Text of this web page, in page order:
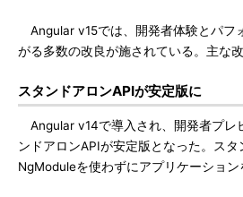
Angular v15では、開発者体験とパフ
がる多数の改良が施されている。主な
スタンドアロンAPIが安定版に
Angular v14で導入され、開発者プレ
ンドアロンAPIが安定版となった。スタ
NgModuleを使わずにアプリケーション